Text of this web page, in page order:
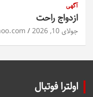
آگهی
ازدواج راحت
جولای 10, 2026
اولترا فوتبال